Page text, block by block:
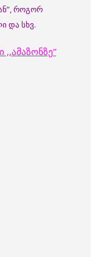
როგორ
და სხვ.